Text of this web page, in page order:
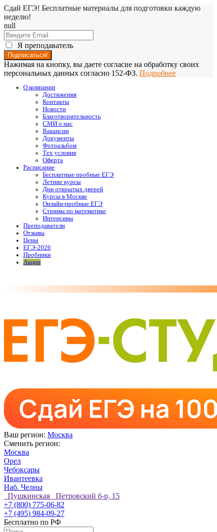
Сдай ЕГЭ! Бесплатные материалы для подготовки каждую
неделю!
null
Я преподаватель
Нажимая на кнопку, вы даете согласие на обработку своих
персональных данных согласно 152-ФЗ. Подробнее
О компании
Достижения
Контакты
Новости
Благотворительность
СМИ о нас
Вакансии
Документы
Фотоальбом
Тех условия
Оферта
Расписание
Бесплатные пробные ЕГЭ
Летние курсы
Дни открытых дверей
Курсы в Москве
Онлайн-пробные ЕГЭ
Стримы по математике
Интенсивы
Преподаватели
Отзывы
Цены
ЕГЭ-2026
Пробники
Акции
Ваш регион: Москва
Сменить регион:
Москва
Орел
Чебоксары
Ивантеевка
Наб. Челны
Пушкинская Петровский б-р, 15
+7 (800) 775-06-82
+7 (495) 984-09-27
Бесплатно по РФ